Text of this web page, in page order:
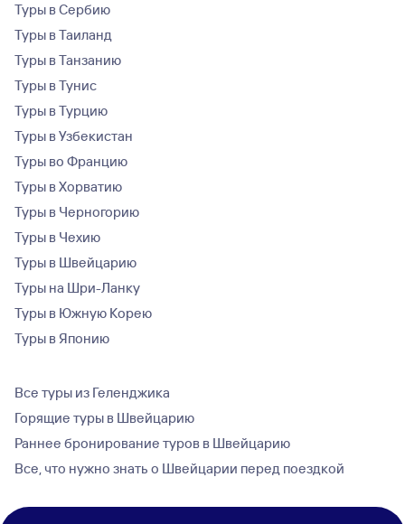
Туры в Сербию
Туры в Таиланд
Туры в Танзанию
Туры в Тунис
Туры в Турцию
Туры в Узбекистан
Туры во Францию
Туры в Хорватию
Туры в Черногорию
Туры в Чехию
Туры в Швейцарию
Туры на Шри-Ланку
Туры в Южную Корею
Туры в Японию
Все туры из Геленджика
Горящие туры в Швейцарию
Раннее бронирование туров в Швейцарию
Все, что нужно знать о Швейцарии перед поездкой